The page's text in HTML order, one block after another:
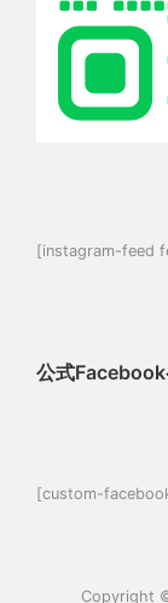
[instagram-feed
公式
[custom-
Copyright